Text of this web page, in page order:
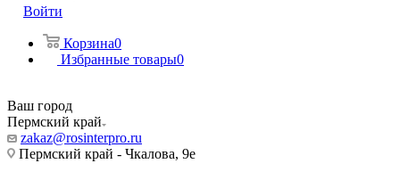
Войти
Корзина0
Избранные товары0
Ваш город
Пермский край
zakaz@rosinterpro.ru
Пермский край - Чкалова, 9е